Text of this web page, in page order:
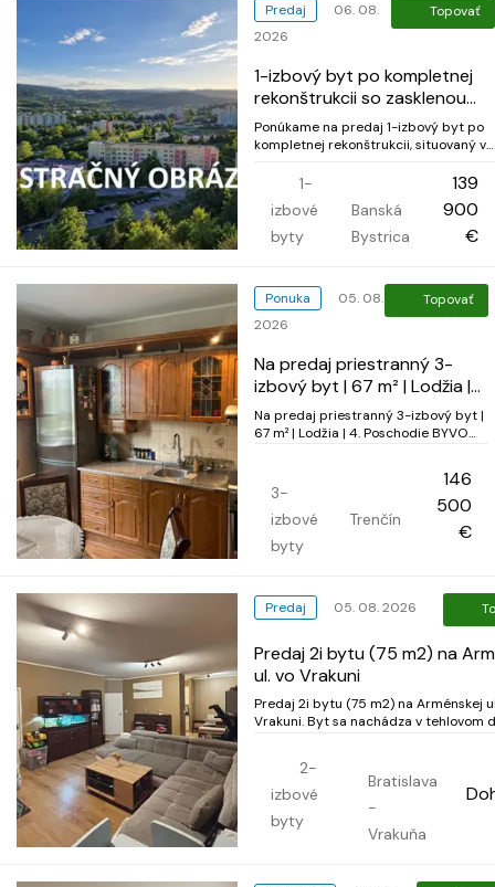
Predaj
06. 08.
2026
Topovať
1-izbový byt po kompletnej
rekonštrukcii so zasklenou
loggiou
Ponúkame na predaj 1-izbový byt po
kompletnej rekonštrukcii, situovaný v
Bystrici. Vďaka praktickému
jednotlivca, mladý pár alebo ako
investícia na prenájom. K bytu patrí
zasklená logg...
1-
izbové
byty
Banská
Bystrica
139
900
€
Ponuka
05. 08.
2026
Topovať
Na predaj priestranný 3-
izbový byt | 67 m² | Lodžia |
4. Poschodie
Na predaj priestranný 3-izbový byt |
67 m² | Lodžia | 4. Poschodie BYVO
nachádza na 4. poschodí z 8 v
bytovom dome s výťahom. Byt
disponuje lodžiou s výmerou 2,5 m²,
praktickou špajzou a...
3-
izbové
byty
Trenčín
146
500
€
Predaj 05. 08. 2026
Predaj 2i bytu (75 m2) na
ul. vo Vrakuni
Predaj 2i bytu (75 m2) na Arménskej
Vrakuni. Byt sa nachádza v tehlovom dome
Dunaj, plocha bytu je 70 m2, plocha
3,6 m a prislúcha k nemu pivničná
2-
izbové
byty
Bratislava
-
Vrakuňa